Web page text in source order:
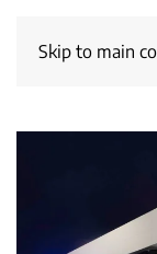
Skip to main